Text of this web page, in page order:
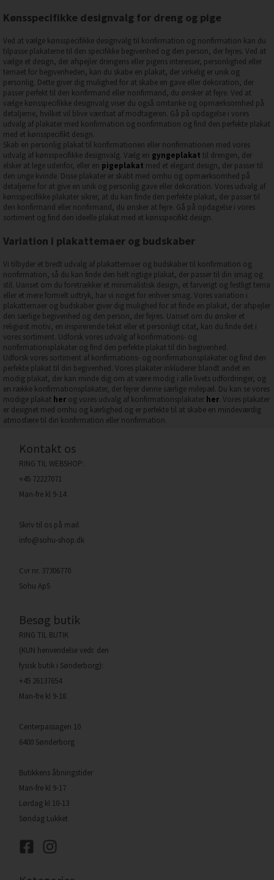
Kønsspecifikke designvalg for dreng og pige
Ved at vælge kønsspecifikke designvalg til konfirmation og nonfirmation kan du
tilpasse plakaterne til den specifikke begivenhed og den person, der fejres. Ved at
vælge et design, der afspejler drengens eller pigens interesser, personlighed eller
temaet for begivenheden, kan du skabe en plakat, der virkelig er unik og
personlig. Dette giver dig mulighed for at skabe en gave eller dekoration, der
passer perfekt til den konfirmand eller nonfirmand, du ønsker at fejre. Ved at
vælge kønsspecifikke designvalg viser du også omtanke og opmærksomhed på
detaljerne, hvilket vil blive værdsat af modtageren. Gå på opdagelse i vores
udvalg af plakater med konfirmation og nonfirmation og find den perfekte plakat
med et kønsspecifikt design.
Skab en personlig plakat til konfirmationen eller nonfirmationen med vores
udvalg af kønsspecifikke designvalg. Vælg en gyngeplakat til drengen, der
elsker at lege udenfor, eller en pigeplakat med et elegant design, der passer til
den unge kvinde. Disse plakater er skabt med omhu og opmærksomhed på
detaljerne for at give en unik og personlig gave eller dekoration. Vores udvalg af
kønsspecifikke plakater sikrer, at du kan finde den perfekte plakat, der passer til
den konfirmand eller nonfirmand, du ønsker at fejre. Gå på opdagelse i vores
sortiment og find den ideelle plakat med et kønsspecifikt design.
Variation i plakattemaer og budskaber
Vi tilbyder et bredt udvalg af plakattemaer og budskaber til konfirmation og
nonfirmation, så du kan finde den helt rigtige plakat, der passer til din smag og
stil. Uanset om du foretrækker et minimalistisk design, et farverigt og festligt tema
eller et mere formelt udtryk, har vi noget for enhver smag. Vores variation i
plakattemaer og budskaber giver dig mulighed for at finde en plakat, der afspejler
den særlige begivenhed og den person, der fejres. Uanset om du ønsker et
religiøst motiv, en inspirerende tekst eller et personligt citat, kan du finde det i
vores sortiment. Udforsk vores udvalg af konfirmations- og
nonfirmationsplakater og find den perfekte plakat til din begivenhed.
Udforsk vores sortiment af konfirmations- og nonfirmationsplakater og find den
perfekte plakat til din begivenhed. Vores plakater inkluderer blandt andet en
modig plakat, der kan minde dig om at være modig i alle livets udfordringer, og
en række konfirmationsplakater, der fejrer denne særlige milepæl. Du kan se vores
modige plakat her og vores udvalg af konfirmationsplakater her. Vores plakater
er designet med omhu og kærlighed og er perfekte til at skabe en mindeværdig
atmosfære til din konfirmation eller nonfirmation.
Kontakt os
RING TIL WEBSHOP:
+45 72227071
Man-fre kl 9-14
Skriv til os på mail
info@sohu-shop.dk
Cvr nr. 37306770
Sohu ApS
Besøg butik
RING TIL BUTIK
(KUN henvendelse vedr. den
fysisk butik i Sønderborg):
+45 26137654
Man-fre kl 9-18
Centerpassagen 10
6400 Sønderborg
Butikkens åbningstider
Man-fre kl 9-17
Lørdag kl 10-13
Søndag Lukket